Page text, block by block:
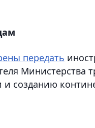
передать
Министерства
созданию